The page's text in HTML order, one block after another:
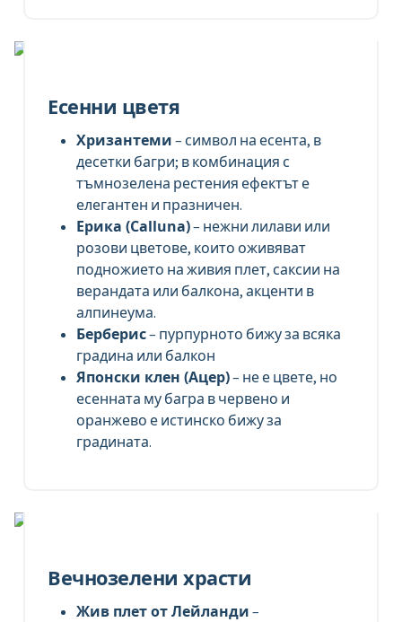
Есенни цветя
Хризантеми – символ на есента, в
десетки багри; в комбинация с
тъмнозелена рестения ефектът е
елегантен и празничен.
Ерика (Calluna)– нежни лилави или
розови цветове, които оживяват
подножието на живия плет, саксии на
верандата или балкона, акценти в
алпинеума.
Берберис– пурпурното бижу за всяка
градина или балкон
Японски клен (Ацер)– не е цвете, но
есенната му багра в червено и
оранжево е истинско бижу за
градината.
Вечнозелени храсти
Жив плет от Лейланди –